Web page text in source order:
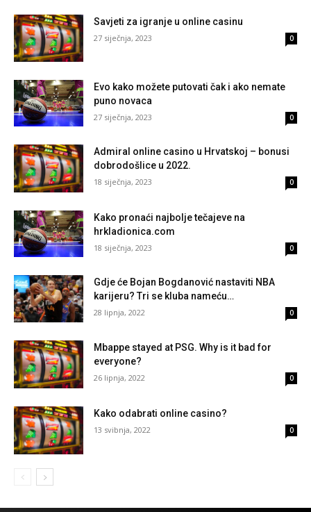
Savjeti za igranje u online casinu
27 siječnja, 2023 0
Evo kako možete putovati čak i ako nemate
puno novaca
27 siječnja, 2023 0
Admiral online casino u Hrvatskoj – bonusi
dobrodošlice u 2022.
18 siječnja, 2023 0
Kako pronaći najbolje tečajeve na
hrkladionica.com
18 siječnja, 2023 0
Gdje će Bojan Bogdanović nastaviti NBA
karijeru? Tri se kluba nameću…
28 lipnja, 2022 0
Mbappe stayed at PSG. Why is it bad for
everyone?
26 lipnja, 2022 0
Kako odabrati online casino?
13 svibnja, 2022 0